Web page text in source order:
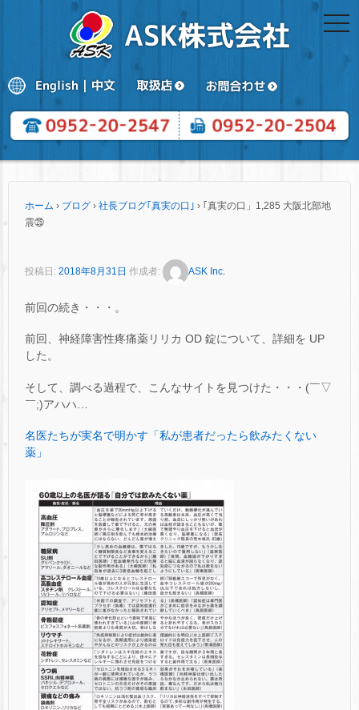
ホーム › ブログ › 社長ブログ｢真実の口｣ › ｢真実の口」1,285 大阪北部地
震㉕
投稿日: 2018年8月31日 作成者: ASK Inc.
前回の続き・・・。
前回、神経障害性疼痛薬リリカ OD 錠について、詳細を UP
した。
そして、調べる過程で、こんなサイトを見つけた・・・(￣▽
￣;)アハハ…
名医たちが実名で明かす「私が患者だったら飲みたくない
薬」